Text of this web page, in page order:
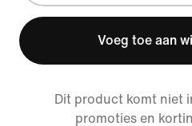
Voeg toe aan
Dit product komt niet
promoties en